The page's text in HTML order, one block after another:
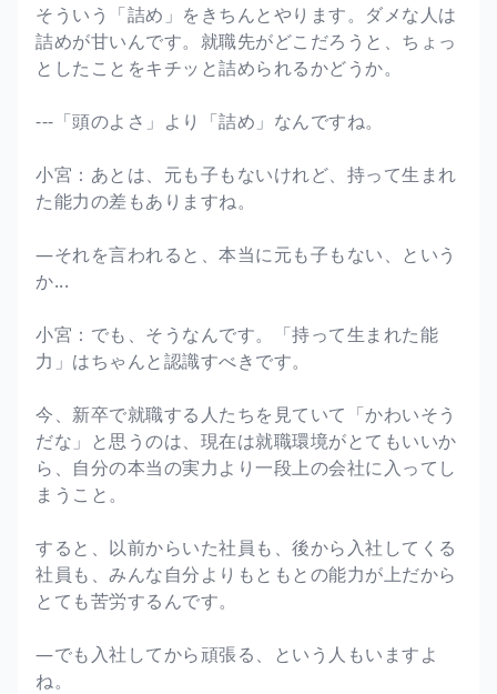
そういう「詰め」をきちんとやります。ダメな人は
詰めが甘いんです。就職先がどこだろうと、ちょっ
としたことをキチッと詰められるかどうか。
---「頭のよさ」より「詰め」なんですね。
小宮：あとは、元も子もないけれど、持って生まれ
た能力の差もありますね。
―それを言われると、本当に元も子もない、という
か...
小宮：でも、そうなんです。「持って生まれた能
力」はちゃんと認識すべきです。
今、新卒で就職する人たちを見ていて「かわいそう
だな」と思うのは、現在は就職環境がとてもいいか
ら、自分の本当の実力より一段上の会社に入ってし
まうこと。
すると、以前からいた社員も、後から入社してくる
社員も、みんな自分よりもともとの能力が上だから
とても苦労するんです。
―でも入社してから頑張る、という人もいますよ
ね。